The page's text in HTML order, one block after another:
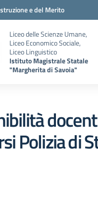
e del Merito
Liceo delle Scienze Umane,
Liceo Economico Sociale,
Liceo Linguistico
Istituto Magistrale Statale
"Margherita di Savoia"
Polizia di